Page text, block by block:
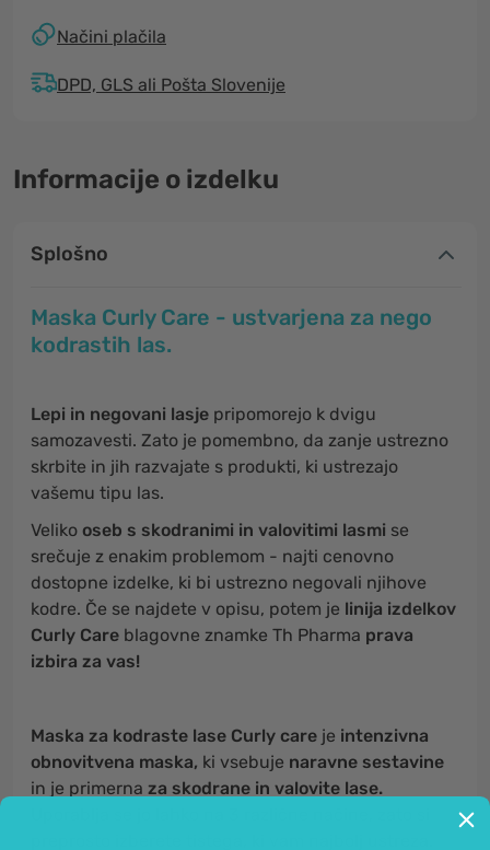
Načini plačila
DPD, GLS ali Pošta Slovenije
Informacije o izdelku
Splošno
Maska Curly Care - ustvarjena za nego
kodrastih las.
Lepi in negovani lasje pripomorejo k dvigu
samozavesti. Zato je pomembno, da zanje ustrezno
skrbite in jih razvajate s produkti, ki ustrezajo
vašemu tipu las.
Veliko oseb s skodranimi in valovitimi lasmi se
srečuje z enakim problemom - najti cenovno
dostopne izdelke, ki bi ustrezno negovali njihove
kodre. Če se najdete v opisu, potem je linija izdelkov
Curly Care blagovne znamke Th Pharma prava
izbira za vas!
Maska za kodraste lase Curly care je intenzivna
obnovitvena maska, ki vsebuje naravne sestavine
in je primerna za skodrane in valovite lase.